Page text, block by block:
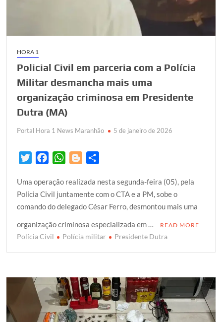
HORA 1
Policial Civil em parceria com a Polícia
Militar desmancha mais uma
organização criminosa em Presidente
Dutra (MA)
Portal Hora 1 News Maranhão 5 de janeiro de 2026
i
t
t
e
r
c
e
b
o
o
W
a
t
s
A
p
o
g
g
e
r
a
r
e
Uma operação realizada nesta segunda-feira (05), pela
Polícia Civil juntamente com o CTA e a PM, sobe o
comando do delegado César Ferro, desmontou mais uma
organização criminosa especializada em …
READ MORE
Polícia Civil Polícia militar Presidente Dutra